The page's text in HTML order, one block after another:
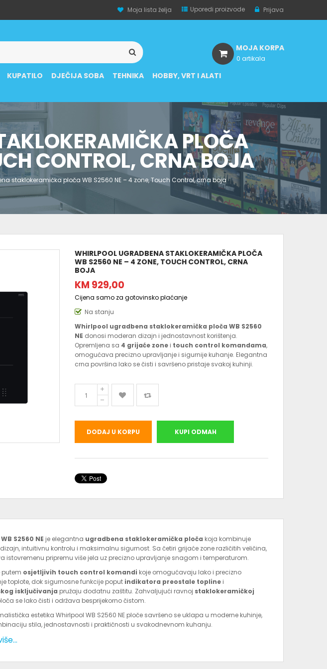
Moja lista želja Uporedi proizvode Prijava
KUPATILO DJEČIJA SOBA TEHNIKA HOBBY, VRT I ALATI
MOJA KORPA
0 artikala
PLOČA
CONTROL, CRNA BOJA
staklokeramička ploča WB S2560 NE – 4 zone, Touch Control, crna boja
WHIRLPOOL UGRADBENA STAKLOKERAMIČKA PLOČA
WB S2560 NE – 4 ZONE, TOUCH CONTROL, CRNA
BOJA
KM 929,00
Cijena samo za gotovinsko plaćanje
Na stanju
Whirlpool ugradbena staklokeramička ploča WB S2560
NE donosi moderan dizajn i jednostavnost korištenja.
Opremljena sa 4 grijaće zone i touch control komandama,
omogućava precizno upravljanje i sigurnije kuhanje. Elegantna
crna površina lako se čisti i savršeno pristaje svakoj kuhinji.
DODAJ U KORPU KUPI ODMAH
S2560 NE je elegantna ugradbena staklokeramička ploča koja kombinuje
intuitivnu kontrolu i maksimalnu sigurnost. Sa četiri grijaće zone različitih veličina,
istovremenu pripremu više jela uz precizno upravljanje snagom i temperaturom.
putem osjetljivih touch control komandi koje omogućavaju lako i precizno
toplote, dok sigurnosne funkcije poput indikatora preostale topline i
isključivanja pružaju dodatnu zaštitu. Zahvaljujući ravnoj staklokeramičkoj
se lako čisti i održava besprijekorno čistom.
estetika Whirlpool WB S2560 NE ploče savršeno se uklapa u moderne kuhinje,
stila, jednostavnosti i praktičnosti u svakodnevnom kuhanju.
staklokeramička ploča